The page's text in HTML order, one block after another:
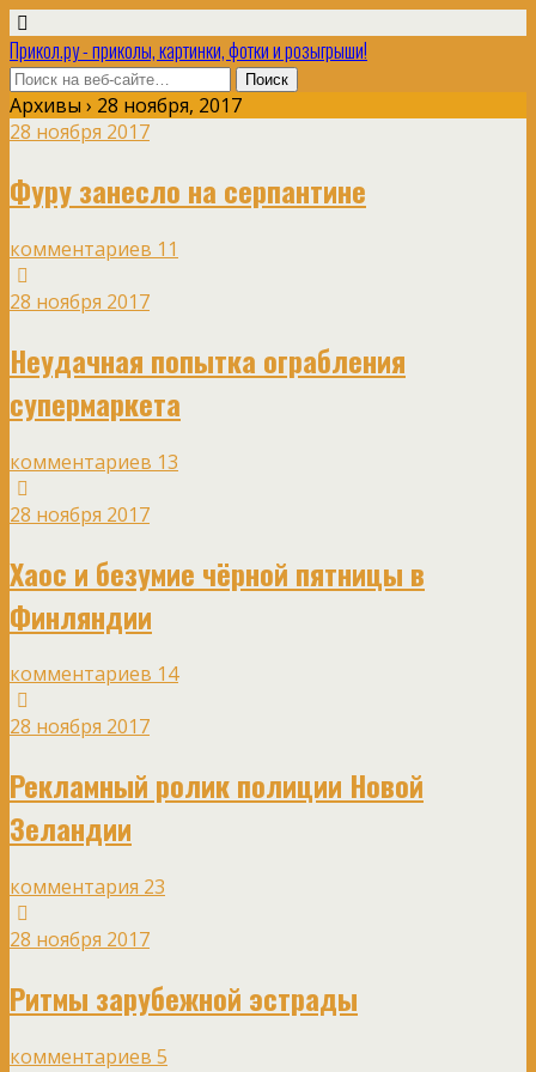
Прикол.ру - приколы, картинки, фотки и розыгрыши!
Архивы › 28 ноября, 2017
28 ноября 2017
Фуру занесло на серпантине
комментариев 11
28 ноября 2017
Неудачная попытка ограбления
супермаркета
комментариев 13
28 ноября 2017
Хаос и безумие чёрной пятницы в
Финляндии
комментариев 14
28 ноября 2017
Рекламный ролик полиции Новой
Зеландии
комментария 23
28 ноября 2017
Ритмы зарубежной эстрады
комментариев 5